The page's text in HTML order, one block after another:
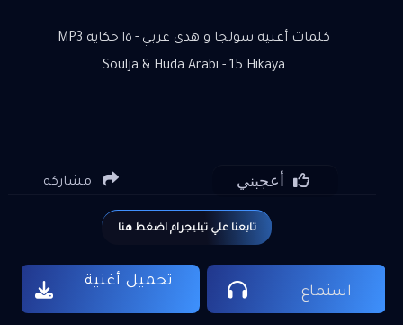
استماع
تابعنا علي تيليجرام اضغط هنا
تحميل أغنية
كلمات أغنية سولجا و هدى عربي - ١٥ حكاية MP3
Soulja & Huda Arabi - 15 Hikaya
مشاركة أعجبني